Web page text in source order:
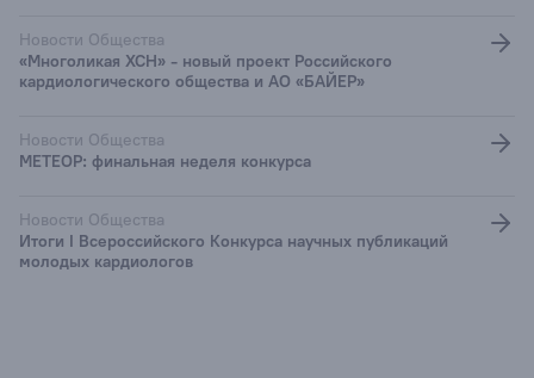
Новости Общества
«Многоликая ХСН» - новый проект Российского
кардиологического общества и АО «БАЙЕР»
Новости Общества
МЕТЕОР: финальная неделя конкурса
Новости Общества
Итоги I Всероссийского Конкурса научных публикаций
молодых кардиологов